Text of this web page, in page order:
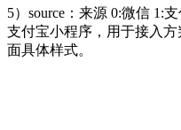
5）source：来源 0:微信 1:
支付宝小程序，用于接入
面具体样式。